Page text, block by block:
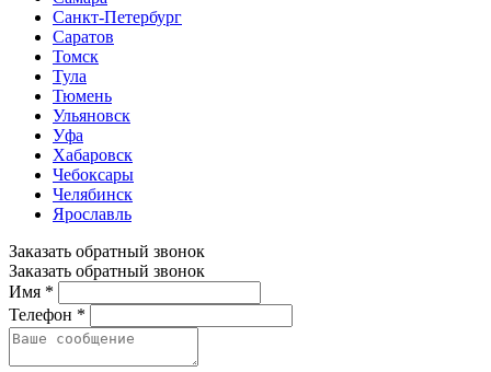
Санкт-Петербург
Саратов
Томск
Тула
Тюмень
Ульяновск
Уфа
Хабаровск
Чебоксары
Челябинск
Ярославль
Заказать обратный звонок
Заказать обратный звонок
Имя *
Телефон *